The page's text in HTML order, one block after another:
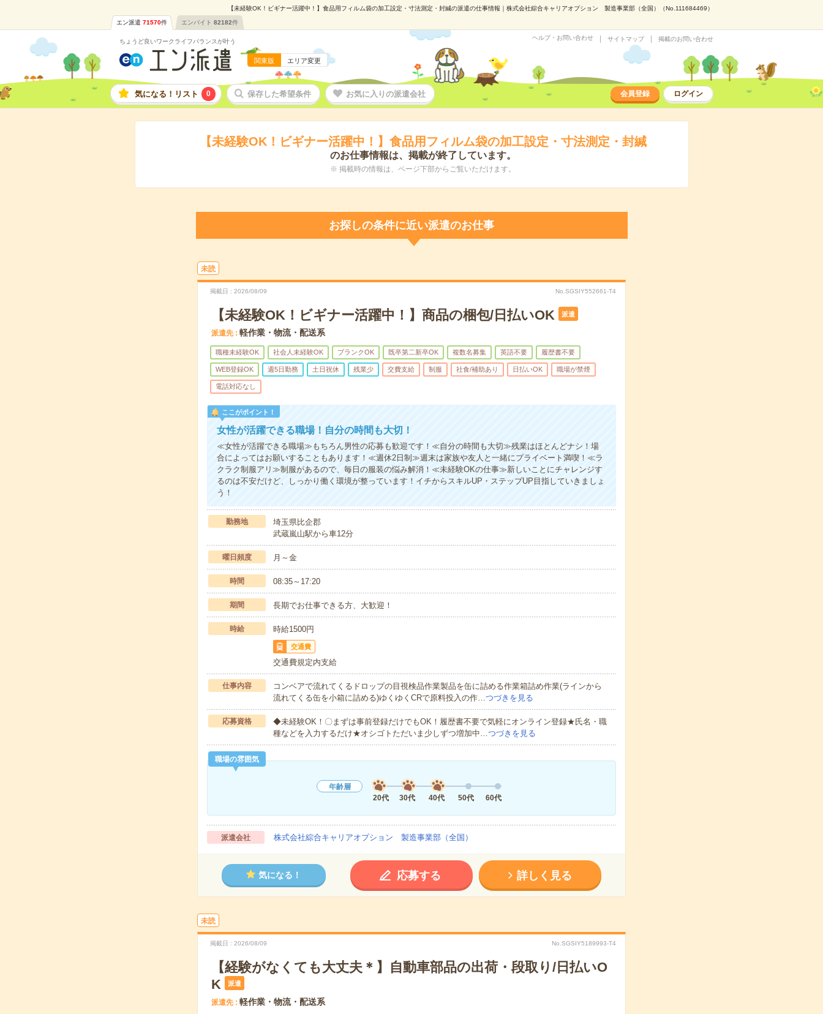
【未経験OK！ビギナー活躍中！】食品用フィルム袋の加工設定・寸法測定・封緘の派遣の仕事情報｜株式会社綜合キャリアオプション 製造事業部（全国）（No.111684469）
エン派遣 71570件 エンバイト 82182件
ちょうど良いワークライフバランスが叶う
関東版 エリア変更
ヘルプ・お問い合わせ サイトマップ 掲載のお問い合わせ
気になる！リスト 0 保存した希望条件 お気に入りの派遣会社 会員登録 ログイン
【未経験OK！ビギナー活躍中！】食品用フィルム袋の加工設定・寸法測定・封緘
のお仕事情報は、掲載が終了しています。
※ 掲載時の情報は、ページ下部からご覧いただけます。
お探しの条件に近い派遣のお仕事
未読
掲載日 2026/08/09 No.SGSIY552661-T4
【未経験OK！ビギナー活躍中！】商品の梱包/日払いOK 派遣
派遣先 軽作業・物流・配送系
職種未経験OK 社会人未経験OK ブランクOK 既卒第二新卒OK 複数名募集 英語不要 履歴書不要
WEB登録OK 週5日勤務 土日祝休 残業少 交費支給 制服 社食/補助あり 日払いOK 職場が禁煙
電話対応なし
ここがポイント！
女性が活躍できる職場！自分の時間も大切！
≪女性が活躍できる職場≫もちろん男性の応募も歓迎です！≪自分の時間も大切≫残業はほとんどナシ！場
合によってはお願いすることもあります！≪週休2日制≫週末は家族や友人と一緒にプライベート満喫！≪ラ
クラク制服アリ≫制服があるので、毎日の服装の悩み解消！≪未経験OKの仕事≫新しいことにチャレンジす
るのは不安だけど、しっかり働く環境が整っています！イチからスキルUP・ステップUP目指していきましょ
う！
勤務地
埼玉県比企郡
武蔵嵐山駅から車12分
曜日頻度 月～金
時間 08:35～17:20
期間 長期でお仕事できる方、大歓迎！
時給 時給1500円
交通費
交通費規定内支給
仕事内容
コンベアで流れてくるドロップの目視検品作業製品を缶に詰める作業箱詰め作業(ラインから
流れてくる缶を小箱に詰める)ゆくゆくCRで原料投入の作…つづきを見る
応募資格
◆未経験OK！〇まずは事前登録だけでもOK！履歴書不要で気軽にオンライン登録★氏名・職
種などを入力するだけ★オシゴトただいま少しずつ増加中…つづきを見る
職場の雰囲気
年齢層
20代
30代 40代 50代 60代
派遣会社 株式会社綜合キャリアオプション 製造事業部（全国）
気になる！ 応募する 詳しく見る
未読
掲載日 2026/08/09 No.SGSIY5189993-T4
【経験がなくても大丈夫＊】自動車部品の出荷・段取り/日払いO
K
派遣
派遣先 軽作業・物流・配送系